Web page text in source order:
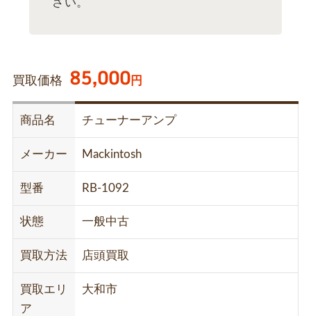
さい。
買取価格 85,000円
商品名 チューナーアンプ
メーカー Mackintosh
型番 RB-1092
状態 一般中古
買取方法 店頭買取
買取エリ
ア
大和市